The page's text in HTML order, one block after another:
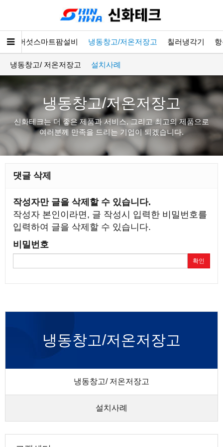
버섯스마트팜설비 냉동창고/저온저장고 칠러냉각기
냉동창고/ 저온저장고 설치사례
냉동창고/저온저장고
신화테크는 더 좋은 제품과 서비스, 그리고 최고의 제품으로
여러분께 만족을 드리는 기업이 되겠습니다.
댓글 삭제
작성자만 글을 삭제할 수 있습니다.
작성자 본인이라면, 글 작성시 입력한 비밀번호를
입력하여 글을 삭제할 수 있습니다.
비밀번호
확인
냉동창고/저온저장고
냉동창고/ 저온저장고
설치사례